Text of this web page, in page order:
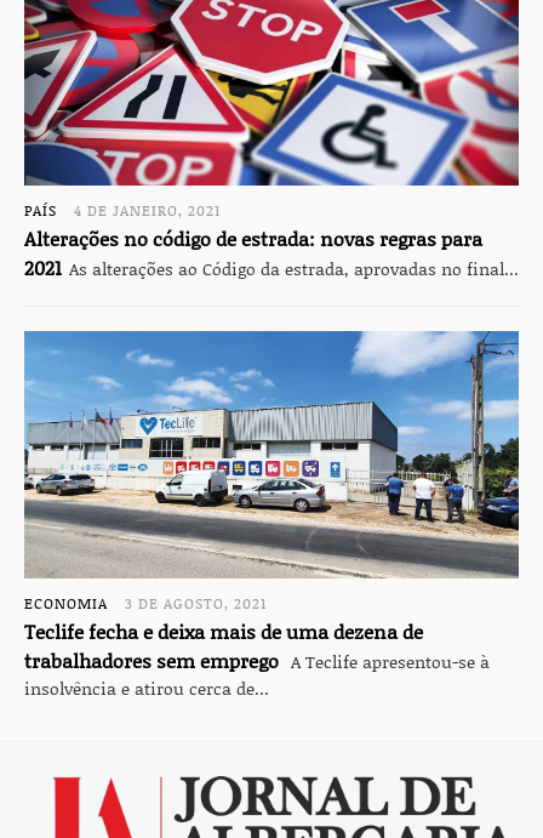
PAÍS 4 DE JANEIRO, 2021
Alterações no código de estrada: novas regras para
2021 As alterações ao Código da estrada, aprovadas no final...
ECONOMIA 3 DE AGOSTO, 2021
Teclife fecha e deixa mais de uma dezena de
trabalhadores sem emprego A Teclife apresentou-se à
insolvência e atirou cerca de...